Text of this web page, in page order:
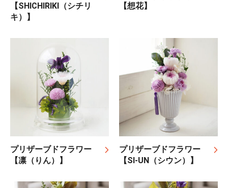
【SHICHIRIKI（シチリ
キ）】
【想花】
プリザーブドフラワー
【凛（りん）】
プリザーブドフラワー
【SI-UN（シウン）】